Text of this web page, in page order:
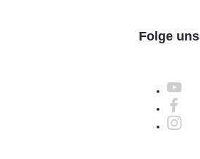
Folge uns